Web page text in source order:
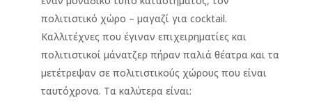
πολιτιστικό χώρο – μαγαζί για cocktail.
Καλλιτέχνες που έγιναν επιχειρηματίες και
πολιτιστικοί μάνατζερ πήραν παλιά θέατρα και τα
μετέτρεψαν σε πολιτιστικούς χώρους που είναι
ταυτόχρονα. Τα καλύτερα είναι: